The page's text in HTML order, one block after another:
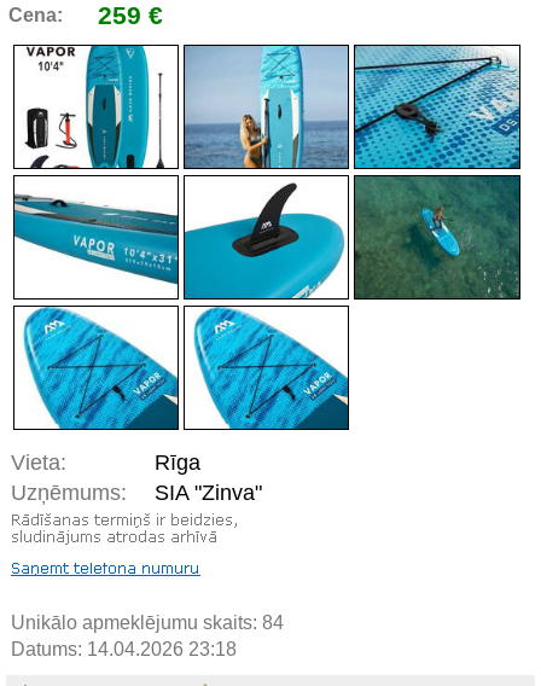
Cena: 259 €
Vieta:
Rīga
Uzņēmums:
SIA "Zinva"
Unikālo apmeklējumu skaits: 84
Datums: 14.04.2026 23:18